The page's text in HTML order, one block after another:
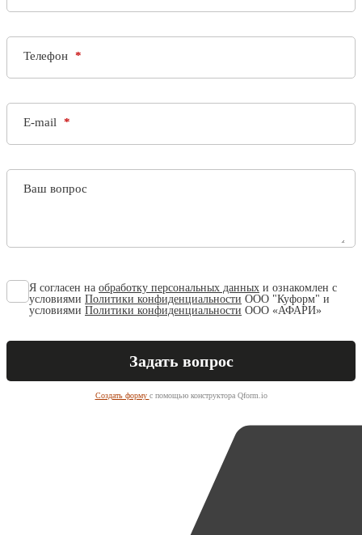
Телефон
E-mail
Ваш вопрос
Я согласен на обработку персональных данных и ознакомлен с
условиями Политики конфиденциальности ООО "Куформ" и
условиями Политики конфиденциальности ООО «АФАРИ»
Создать форму с помощью конструктора Qform.io